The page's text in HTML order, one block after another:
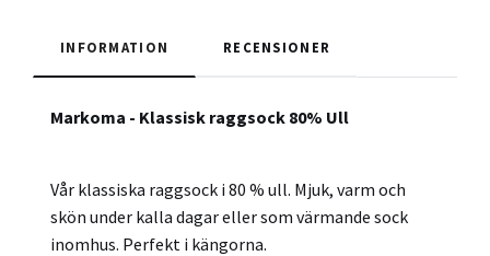
INFORMATION RECENSIONER
Markoma - Klassisk raggsock 80% Ull
Vår klassiska raggsock i 80 % ull. Mjuk, varm och
skön under kalla dagar eller som värmande sock
inomhus. Perfekt i kängorna.